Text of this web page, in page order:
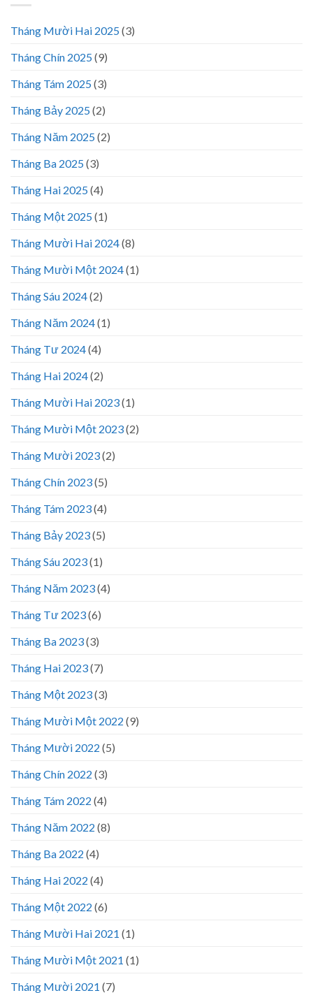
Tháng Mười Hai 2025(3)
Tháng Chín 2025(9)
Tháng Tám 2025(3)
Tháng Bảy 2025(2)
Tháng Năm 2025(2)
Tháng Ba 2025(3)
Tháng Hai 2025(4)
Tháng Một 2025(1)
Tháng Mười Hai 2024(8)
Tháng Mười Một 2024(1)
Tháng Sáu 2024(2)
Tháng Năm 2024(1)
Tháng Tư 2024(4)
Tháng Hai 2024(2)
Tháng Mười Hai 2023(1)
Tháng Mười Một 2023(2)
Tháng Mười 2023(2)
Tháng Chín 2023(5)
Tháng Tám 2023(4)
Tháng Bảy 2023(5)
Tháng Sáu 2023(1)
Tháng Năm 2023(4)
Tháng Tư 2023(6)
Tháng Ba 2023(3)
Tháng Hai 2023(7)
Tháng Một 2023(3)
Tháng Mười Một 2022 (9)
Tháng Mười 2022 (5)
Tháng Chín 2022 (3)
Tháng Tám 2022 (4)
Tháng Năm 2022 (8)
Tháng Ba 2022 (4)
Tháng Hai 2022 (4)
Tháng Một 2022 (6)
Tháng Mười Hai 2021 (1)
Tháng Mười Một 2021 (1)
Tháng Mười 2021 (7)